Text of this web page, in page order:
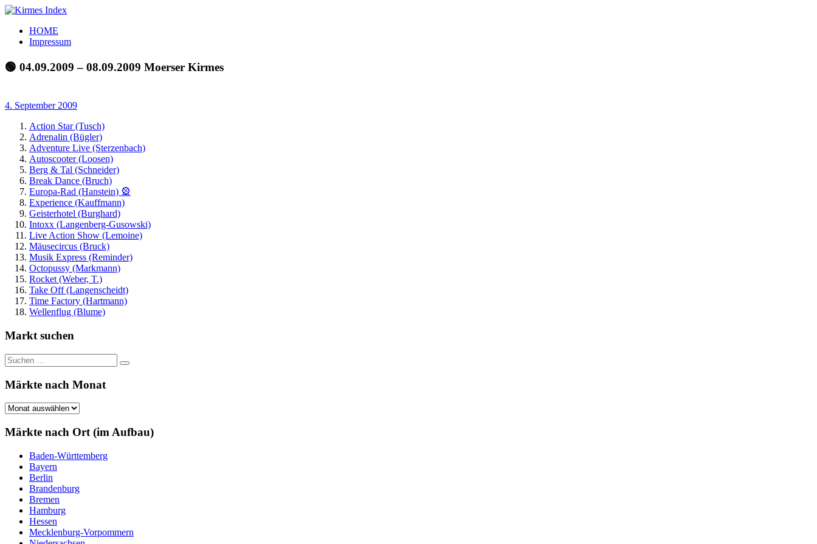
Zum
springen
Kirmes
Index
Tourpläne
der
letzten
HOME
Impressum
🟢 04.09.2009 – 08.09.2009 Moerser Kirmes
4. September 2009
Action Star (Tusch)
Adrenalin (Bügler)
Adventure Live (Sterzenbach)
Autoscooter (Loosen)
Berg & Tal (Schneider)
Break Dance (Bruch)
Europa-Rad (Hanstein) 🎡
Experience (Kauffmann)
Geisterhotel (Burghard)
Intoxx (Langenberg-Gusowski)
Live Action Show (Lemoine)
Mäusecircus (Bruck)
Musik Express (Reminder)
Octopussy (Markmann)
Rocket (Weber, T.)
Take Off (Langenscheidt)
Time Factory (Hartmann)
Wellenflug (Blume)
Markt suchen
Suchen
nach:
Suchen
Märkte nach Monat
Märkte
Monat
Märkte nach Ort (im Aufbau)
Baden-Württemberg
Bayern
Berlin
Brandenburg
Bremen
Hamburg
Hessen
Mecklenburg-Vorpommern